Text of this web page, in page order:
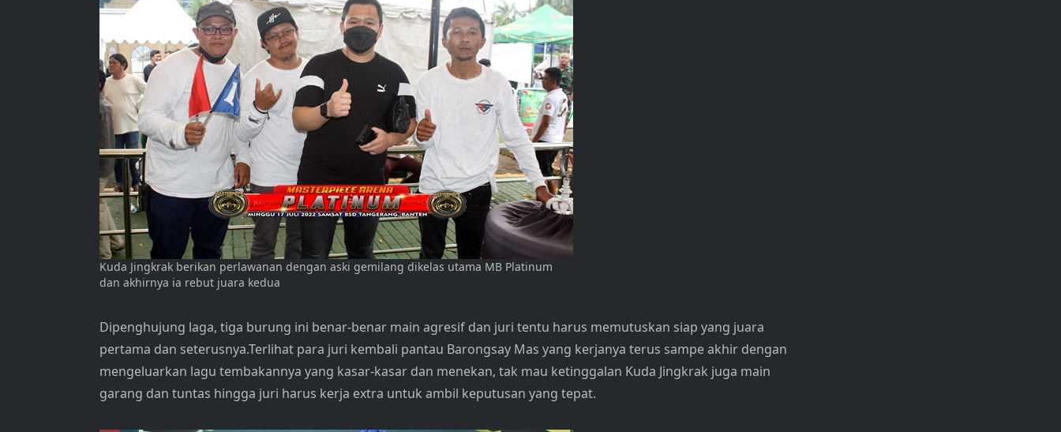
Kuda Jingkrak berikan perlawanan dengan aski gemilang dikelas utama MB Platinum
dan akhirnya ia rebut juara kedua
Dipenghujung laga, tiga burung ini benar-benar main agresif dan juri tentu harus memutuskan siap yang juara
pertama dan seterusnya.Terlihat para juri kembali pantau Barongsay Mas yang kerjanya terus sampe akhir dengan
mengeluarkan lagu tembakannya yang kasar-kasar dan menekan, tak mau ketinggalan Kuda Jingkrak juga main
garang dan tuntas hingga juri harus kerja extra untuk ambil keputusan yang tepat.